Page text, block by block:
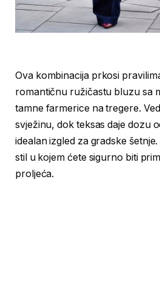
Ova kombinacija prkosi
romantičnu ružičastu bluzu sa
tamne farmerice na tregere.
svježinu, dok teksas daje dozu
idealan izgled za gradske
stil u kojem ćete sigurno biti
proljeća.